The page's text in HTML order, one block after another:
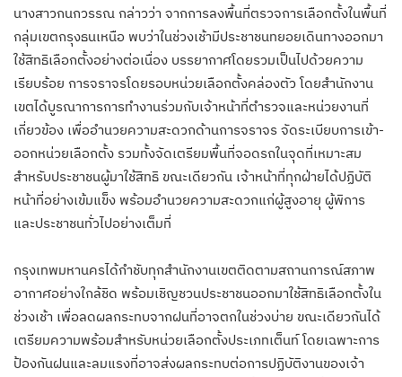
นางสาวกนกวรรณ กล่าวว่า จากการลงพื้นที่ตรวจการเลือกตั้งในพื้นที่
กลุ่มเขตกรุงธนเหนือ พบว่าในช่วงเช้ามีประชาชนทยอยเดินทางออกมา
ใช้สิทธิเลือกตั้งอย่างต่อเนื่อง บรรยากาศโดยรวมเป็นไปด้วยความ
เรียบร้อย การจราจรโดยรอบหน่วยเลือกตั้งคล่องตัว โดยสำนักงาน
เขตได้บูรณาการการทำงานร่วมกับเจ้าหน้าที่ตำรวจและหน่วยงานที่
เกี่ยวข้อง เพื่ออำนวยความสะดวกด้านการจราจร จัดระเบียบการเข้า-
ออกหน่วยเลือกตั้ง รวมทั้งจัดเตรียมพื้นที่จอดรถในจุดที่เหมาะสม
สำหรับประชาชนผู้มาใช้สิทธิ ขณะเดียวกัน เจ้าหน้าที่ทุกฝ่ายได้ปฏิบัติ
หน้าที่อย่างเข้มแข็ง พร้อมอำนวยความสะดวกแก่ผู้สูงอายุ ผู้พิการ
และประชาชนทั่วไปอย่างเต็มที่
กรุงเทพมหานครได้กำชับทุกสำนักงานเขตติดตามสถานการณ์สภาพ
อากาศอย่างใกล้ชิด พร้อมเชิญชวนประชาชนออกมาใช้สิทธิเลือกตั้งใน
ช่วงเช้า เพื่อลดผลกระทบจากฝนที่อาจตกในช่วงบ่าย ขณะเดียวกันได้
เตรียมความพร้อมสำหรับหน่วยเลือกตั้งประเภทเต็นท์ โดยเฉพาะการ
ป้องกันฝนและลมแรงที่อาจส่งผลกระทบต่อการปฏิบัติงานของเจ้า